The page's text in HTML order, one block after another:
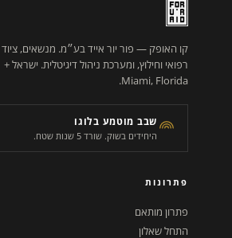
קו האופק — פור יור אייד בע״מ. מנשאים, ציוד
רפואי וחילוץ, ומערכת ניהול דיגיטלית. ישראל +
Miami, Florida.
שבב מוטמע בלוגו
היחידים בשוק. שורד 5 שנות שטח.
פתרונות
פתרון מותאם
התחל שאלון